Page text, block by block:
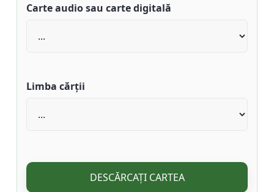
Carte audio sau carte digitală
Limba cărții
DESCĂRCAȚI CARTEA